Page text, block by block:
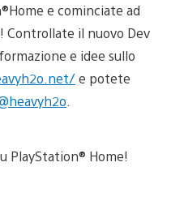
e cominciate ad
Controllate il nuovo Dev
e idee sullo
e potete
PlayStation® Home!